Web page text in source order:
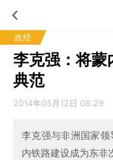
政经
李克强：将蒙
典范
2014年05月12日 08:29
李克强与非洲国家
内铁路建设成为东非